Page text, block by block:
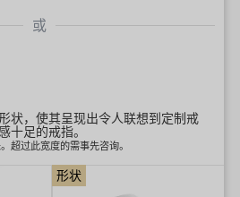
或
状，使其呈现出令人联想到定制戒
十足的戒指。
超过此宽度的需事先咨询。
形状